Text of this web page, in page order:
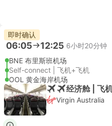
即时确认
06:05 12:25 6小时20分钟
BNE 布里斯班机场
Self-connect | 飞机+飞机
OOL 黄金海岸机场
经济舱 | 飞
Virgin Australia